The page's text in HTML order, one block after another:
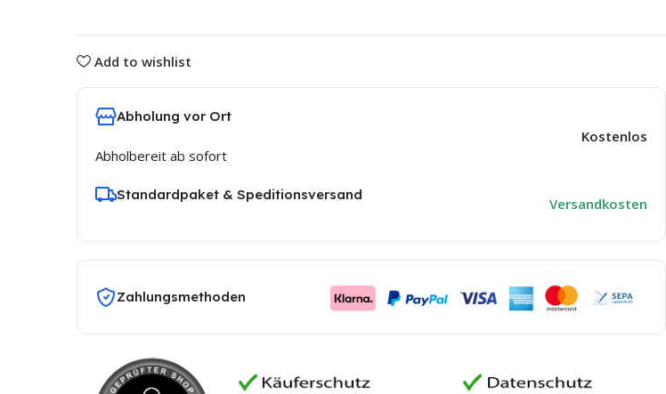
Aquatime NEO-80
Wasserenthärter
Aquatime NEO-120
Premium
CLACK
CLACK WS1 CI TT
Add to wishlist
Abholung vor Ort
Abholbereit ab sofort
Kostenlos
Standardpaket & Speditionsversand
Versandkosten
Zahlungsmethoden